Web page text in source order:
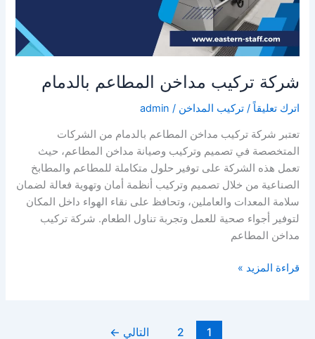
شركة تركيب مداخن المطاعم بالدمام
اترك تعليقاً /تركيب المداخن /
admin
تعتبر شركة تركيب مداخن المطاعم بالدمام من الشركات
المتخصصة في تصميم وتركيب وصيانة مداخن المطاعم، حيث
تعمل هذه الشركة على توفير حلول متكاملة للمطاعم والمطابخ
الصناعية من خلال تصميم وتركيب أنظمة أمان وتهوية فعالة لضمان
سلامة المعدات والعاملين، وتحافظ على نقاء الهواء داخل المكان
لتوفير أجواء صحية للعمل وتجربة تناول الطعام. شركة تركيب
مداخن المطاعم
شركة
قراءة المزيد »
1
2 التالي ←